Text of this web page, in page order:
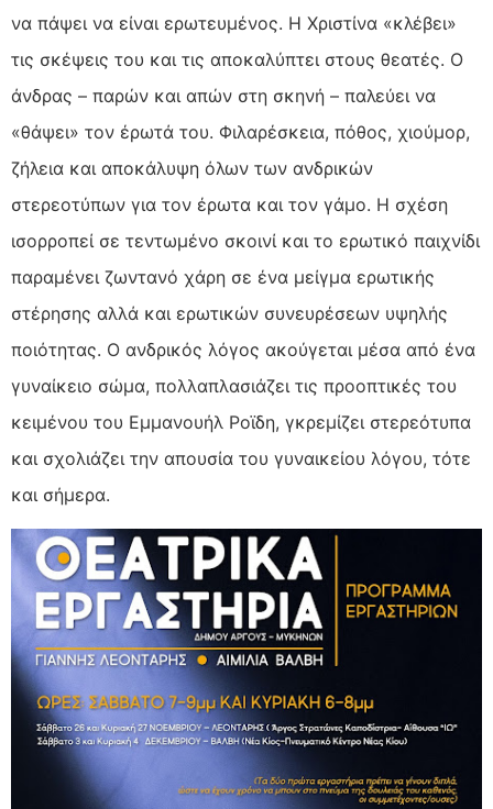
να πάψει να είναι ερωτευμένος. Η Χριστίνα «κλέβει»
τις σκέψεις του και τις αποκαλύπτει στους θεατές. Ο
άνδρας – παρών και απών στη σκηνή – παλεύει να
«θάψει» τον έρωτά του. Φιλαρέσκεια, πόθος, χιούμορ,
ζήλεια και αποκάλυψη όλων των ανδρικών
στερεοτύπων για τον έρωτα και τον γάμο. Η σχέση
ισορροπεί σε τεντωμένο σκοινί και το ερωτικό παιχνίδι
παραμένει ζωντανό χάρη σε ένα μείγμα ερωτικής
στέρησης αλλά και ερωτικών συνευρέσεων υψηλής
ποιότητας. Ο ανδρικός λόγος ακούγεται μέσα από ένα
γυναίκειο σώμα, πολλαπλασιάζει τις προοπτικές του
κειμένου του Εμμανουήλ Ροϊδη, γκρεμίζει στερεότυπα
και σχολιάζει την απουσία του γυναικείου λόγου, τότε
και σήμερα.